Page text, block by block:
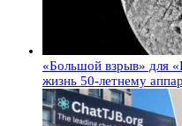
«Большой взрыв» для
жизнь 50-летнему